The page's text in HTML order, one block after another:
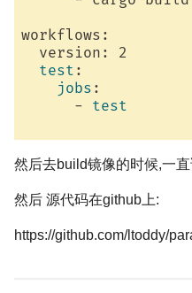
workflows:
  version: 2
test :
jobs :
      -
test
然后去build镜像的时候,一
然后 源代码在github上:
https://github.com/ltoddy/